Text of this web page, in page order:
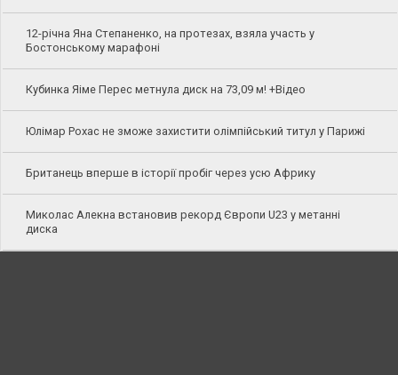
12-річна Яна Степаненко, на протезах, взяла участь у
Бостонському марафоні
Кубинка Яіме Перес метнула диск на 73,09 м! +Відео
Юлімар Рохас не зможе захистити олімпійський титул у Парижі
Британець вперше в історії пробіг через усю Африку
Миколас Алекна встановив рекорд Європи U23 у метанні
диска